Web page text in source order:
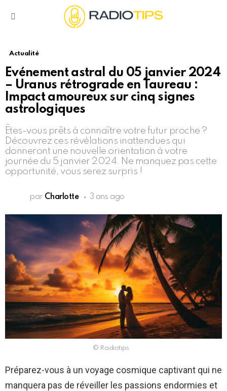
Actualité
Evénement astral du 05 janvier 2024
– Uranus rétrograde en Taureau :
Impact amoureux sur cinq signes
astrologiques
Êtes-vous prêts à connaître votre futur proche ?
Découvrez ces révélations inattendues qui
donneront une nouvelle orientation à votre
journée du 5 janvier 2024. Ne manquez pas cette
opportunité, vous serez surpris !
par Charlotte 3 ans ago
© Radiotips
Préparez-vous à un voyage cosmique captivant qui ne
manquera pas de réveiller les passions endormies et